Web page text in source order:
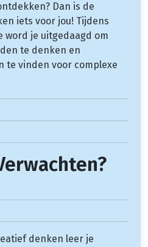
Dan is de
iets voor jou! Tijdens
word je uitgedaagd om
te denken en
te vinden voor complexe
denken leer je